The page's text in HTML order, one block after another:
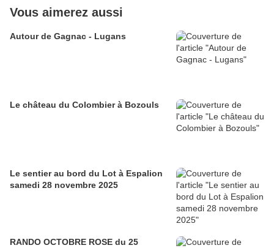
Vous aimerez aussi
Autour de Gagnac - Lugans
Le château du Colombier à Bozouls
Le sentier au bord du Lot à Espalion
samedi 28 novembre 2025
RANDO OCTOBRE ROSE du 25